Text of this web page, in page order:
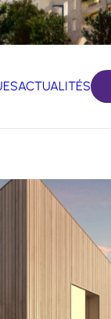
ACTUALITÉS